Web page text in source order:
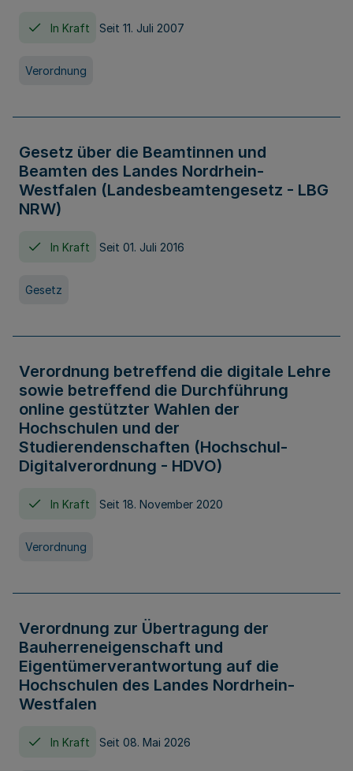
In Kraft Seit 11. Juli 2007
Verordnung
Gesetz über die Beamtinnen und
Beamten des Landes Nordrhein-
Westfalen (Landesbeamtengesetz - LBG
NRW)
In Kraft Seit 01. Juli 2016
Gesetz
Verordnung betreffend die digitale Lehre
sowie betreffend die Durchführung
online gestützter Wahlen der
Hochschulen und der
Studierendenschaften (Hochschul-
Digitalverordnung - HDVO)
In Kraft Seit 18. November 2020
Verordnung
Verordnung zur Übertragung der
Bauherreneigenschaft und
Eigentümerverantwortung auf die
Hochschulen des Landes Nordrhein-
Westfalen
In Kraft Seit 08. Mai 2026